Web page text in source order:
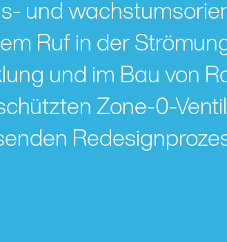
und
Ruf in der
und im Bau von
Zone-0-